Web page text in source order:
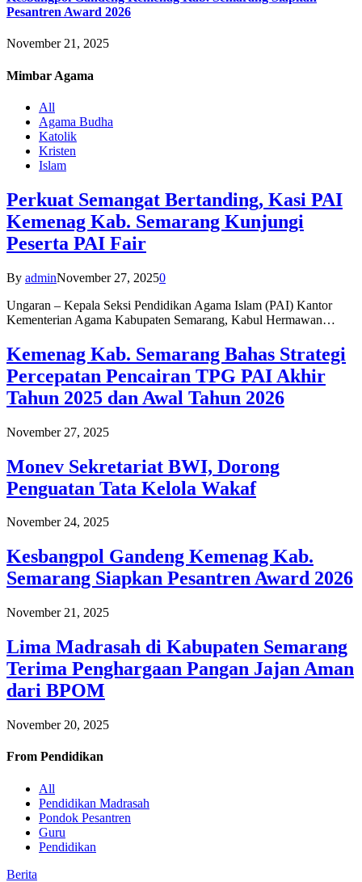
Pesantren Award 2026
November 21, 2025
Mimbar Agama
All
Agama Budha
Katolik
Kristen
Islam
Perkuat Semangat Bertanding, Kasi PAI
Kemenag Kab. Semarang Kunjungi
Peserta PAI Fair
By adminNovember 27, 20250
Ungaran – Kepala Seksi Pendidikan Agama Islam (PAI) Kantor
Kementerian Agama Kabupaten Semarang, Kabul Hermawan…
Kemenag Kab. Semarang Bahas Strategi
Percepatan Pencairan TPG PAI Akhir
Tahun 2025 dan Awal Tahun 2026
November 27, 2025
Monev Sekretariat BWI, Dorong
Penguatan Tata Kelola Wakaf
November 24, 2025
Kesbangpol Gandeng Kemenag Kab.
Semarang Siapkan Pesantren Award 2026
November 21, 2025
Lima Madrasah di Kabupaten Semarang
Terima Penghargaan Pangan Jajan Aman
dari BPOM
November 20, 2025
From Pendidikan
All
Pendidikan Madrasah
Pondok Pesantren
Guru
Pendidikan
Berita